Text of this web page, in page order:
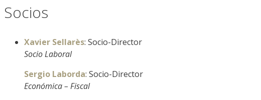
Socios
Xavier Sellarès: Socio-Director
Socio Laboral
Sergio Laborda: Socio-Director
Económica – Fiscal